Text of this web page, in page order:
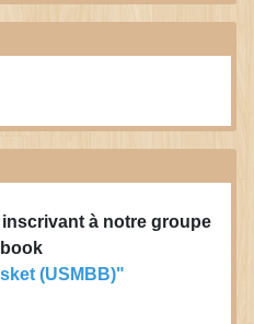
à notre groupe
(USMBB)"